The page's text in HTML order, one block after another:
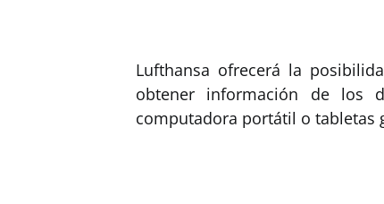
Lufthansa ofrecerá la
obtener información de los
computadora portátil o tabletas